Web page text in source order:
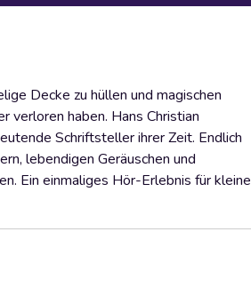
Decke zu hüllen und magischen
verloren haben. Hans Christian
Schriftsteller ihrer Zeit. Endlich
lebendigen Geräuschen und
Ein einmaliges Hör-Erlebnis für kleine